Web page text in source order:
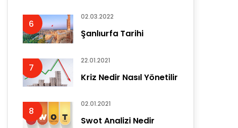
6
02.03.2022
Şanlıurfa Tarihi
7
22.01.2021
Kriz Nedir Nasıl Yönetilir
8
02.01.2021
Swot Analizi Nedir